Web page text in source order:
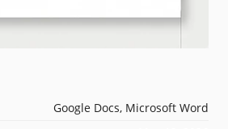
Google Docs, Microsoft Word